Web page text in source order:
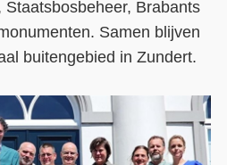
Brabants
Samen blijven
buitengebied in Zundert.